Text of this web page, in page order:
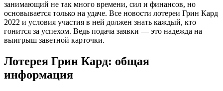
занимающий не так много времени, сил и финансов, но
основывается только на удаче. Все новости лотереи Грин Кард
2022 и условия участия в ней должен знать каждый, кто
гонится за успехом. Ведь подача заявки — это надежда на
выигрыш заветной карточки.
Лотерея Грин Кард: общая
информация